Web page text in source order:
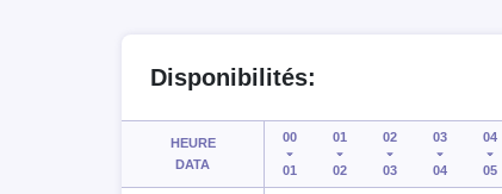
Disponibilités:
HEURE
DATA
00
01
01
02
02
03
03
04
04
05